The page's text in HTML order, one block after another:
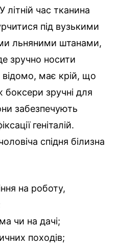
літній час тканина
під вузькими
льняними штанами,
зручно носити
відомо, має крій, що
боксери зручні для
забезпечують
геніталій.
спідня білизна
на роботу,
чи на дачі;
походів;